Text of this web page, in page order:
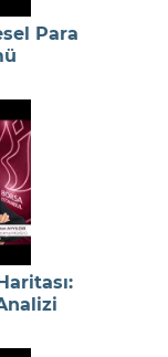
Para